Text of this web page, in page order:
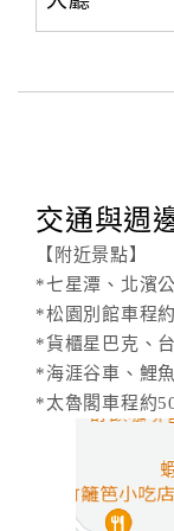
交通與週
【附近景點】
*七星潭、北濱
*松園別館車程
*貨櫃星巴克、
*海涯谷車、鯉
*太魯閣車程約